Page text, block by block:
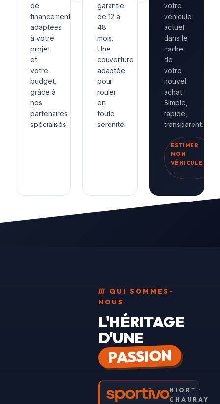
de
financement
adaptées
à votre
projet
et
votre
budget,
grâce à
nos
partenaires
spécialisés.
garantie
de 12 à
48
mois.
Une
couverture
adaptée
pour
rouler
en
toute
sérénité.
votre
véhicule
actuel
dans le
cadre
de
votre
nouvel
achat.
Simple,
rapide,
transparent.
ESTIMER
MON
VÉHICULE
→
///
QUI SOMMES-
NOUS
L'HÉRITAGE
D'UNE
PASSION
NIORT ·
CHAURAY